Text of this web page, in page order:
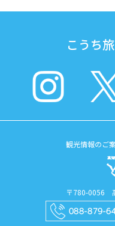
こうち
観光情報のご
〒780-0056